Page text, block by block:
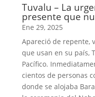
Tuvalu – La
presente que
Ene 29, 2025
Apareció de repente,
que usan en su país,
Pacífico.
cientos de personas
donde se alojaba